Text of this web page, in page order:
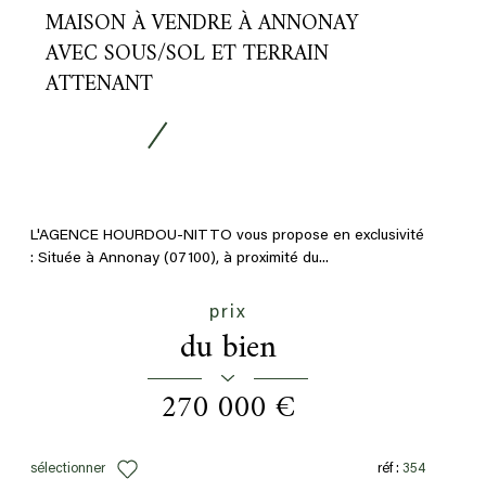
MAISON À VENDRE À ANNONAY
AVEC SOUS/SOL ET TERRAIN
ATTENANT
L'AGENCE HOURDOU-NITTO vous propose en exclusivité
: Située à Annonay (07100), à proximité du...
prix
du bien
270 000 €
sélectionner réf : 354